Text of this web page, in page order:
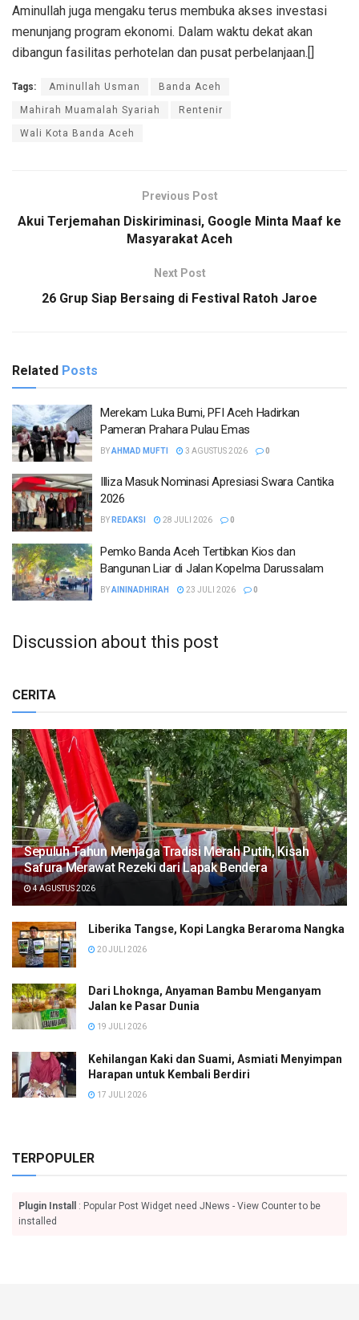
Aminullah juga mengaku terus membuka akses investasi
menunjang program ekonomi. Dalam waktu dekat akan
dibangun fasilitas perhotelan dan pusat perbelanjaan.[]
Tags: Aminullah Usman Banda Aceh
Mahirah Muamalah Syariah Rentenir
Wali Kota Banda Aceh
Previous Post
Akui Terjemahan Diskiriminasi, Google Minta Maaf ke
Masyarakat Aceh
Next Post
26 Grup Siap Bersaing di Festival Ratoh Jaroe
Related Posts
Merekam Luka Bumi, PFI Aceh Hadirkan
Pameran Prahara Pulau Emas
BYAHMAD MUFTI 3 AGUSTUS 2026 0
Illiza Masuk Nominasi Apresiasi Swara Cantika
2026
BY REDAKSI 28 JULI 2026 0
Pemko Banda Aceh Tertibkan Kios dan
Bangunan Liar di Jalan Kopelma Darussalam
BYAININADHIRAH 23 JULI 2026 0
Discussion about this post
CERITA
Sepuluh Tahun Menjaga Tradisi Merah Putih, Kisah
Safura Merawat Rezeki dari Lapak Bendera
4 AGUSTUS 2026
Liberika Tangse, Kopi Langka Beraroma Nangka
20 JULI 2026
Dari Lhoknga, Anyaman Bambu Menganyam
Jalan ke Pasar Dunia
19 JULI 2026
Kehilangan Kaki dan Suami, Asmiati Menyimpan
Harapan untuk Kembali Berdiri
17 JULI 2026
TERPOPULER
Plugin Install
: Popular Post Widget need JNews - View Counter to be
installed